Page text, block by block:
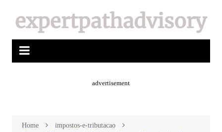
advertisement
Home
impostos-e-tributacao